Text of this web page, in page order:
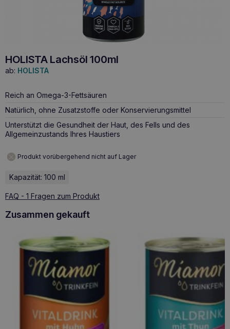
HOLISTA Lachsöl 100ml
ab: HOLISTA
Reich an Omega-3-Fettsäuren
Natürlich, ohne Zusatzstoffe oder Konservierungsmittel
Unterstützt die Gesundheit der Haut, des Fells und des
Allgemeinzustands Ihres Haustiers
Produkt vorübergehend nicht auf Lager
Kapazität: 100 ml
FAQ - 1 Fragen zum Produkt
Zusammen gekauft